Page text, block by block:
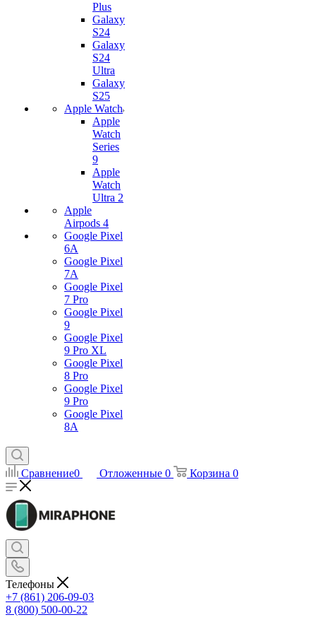
Plus
Galaxy
S24
Galaxy
S24
Ultra
Galaxy
S25
Apple Watch
Apple
Watch
Series
9
Apple
Watch
Ultra 2
Apple
Airpods 4
Google Pixel
6A
Google Pixel
7А
Google Pixel
7 Pro
Google Pixel
9
Google Pixel
9 Pro XL
Google Pixel
8 Pro
Google Pixel
9 Pro
Google Pixel
8A
Сравнение0 Отложенные 0 Корзина 0
Телефоны
+7 (861) 206-09-03
8 (800) 500-00-22